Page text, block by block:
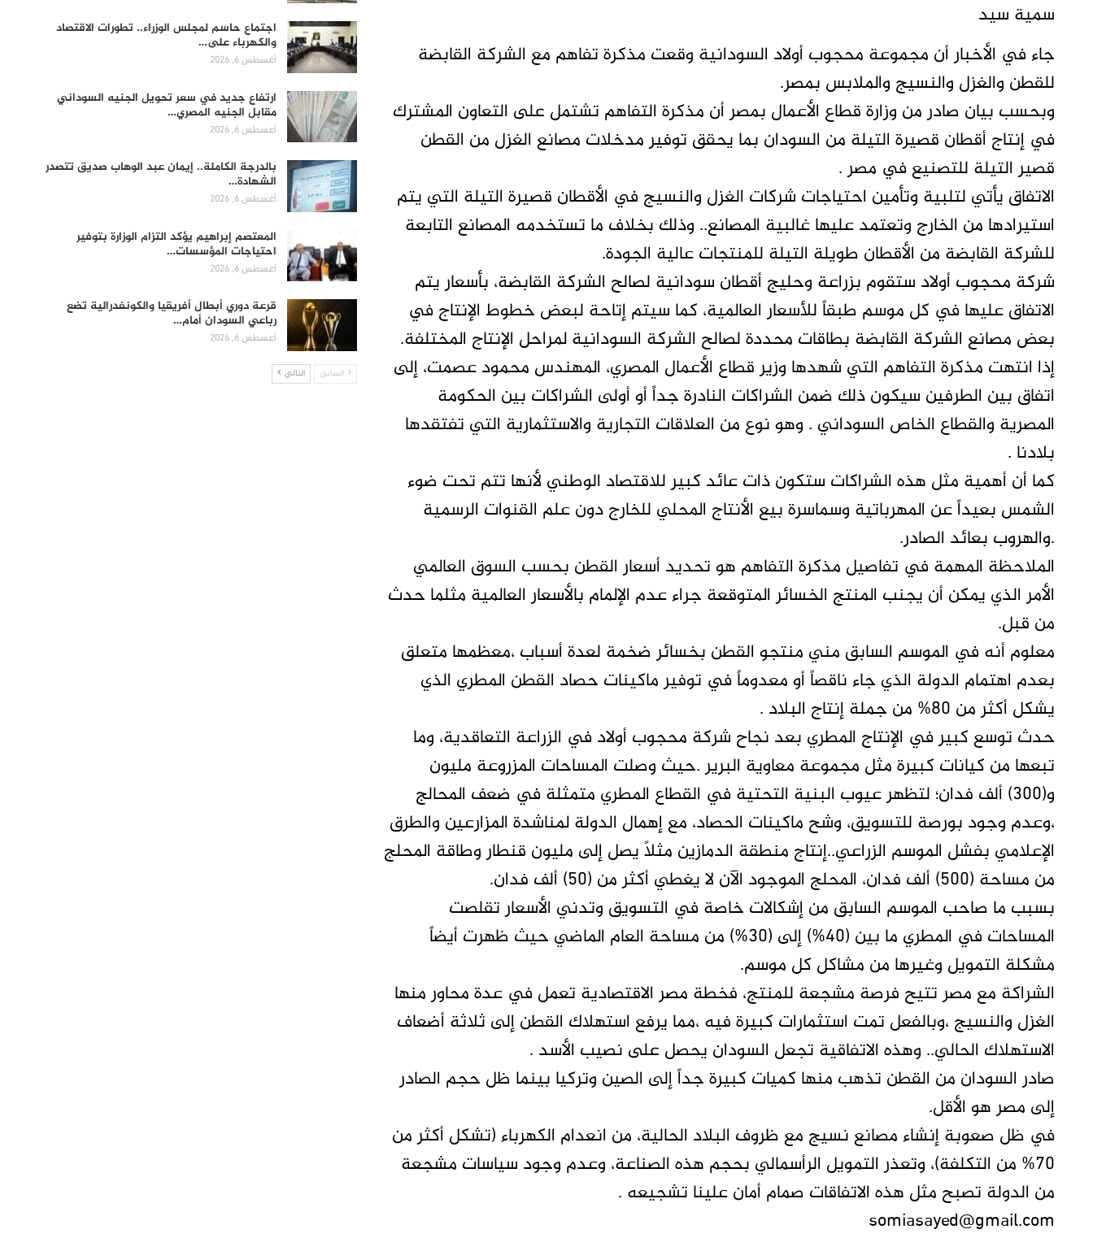
سمية سيد
جاء في الأخبار أن مجموعة محجوب أولاد السودانية وقعت مذكرة تفاهم مع الشركة القابضة
للقطن والغزل والنسيج والملابس بمصر.
وبحسب بيان صادر من وزارة قطاع الأعمال بمصر أن مذكرة التفاهم تشتمل على التعاون المشترك
في إنتاج أقطان قصيرة التيلة من السودان بما يحقق توفير مدخلات مصانع الغزل من القطن
قصير التيلة للتصنيع في مصر .
الاتفاق يأتي لتلبية وتأمين احتياجات شركات الغزل والنسيج في الأقطان قصيرة التيلة التي يتم
استيرادها من الخارج وتعتمد عليها غالبية المصانع.. وذلك بخلاف ما تستخدمه المصانع التابعة
للشركة القابضة من الأقطان طويلة التيلة للمنتجات عالية الجودة.
شركة محجوب أولاد ستقوم بزراعة وحليج أقطان سودانية لصالح الشركة القابضة، بأسعار يتم
الاتفاق عليها في كل موسم طبقاً للأسعار العالمية، كما سيتم إتاحة لبعض خطوط الإنتاج في
بعض مصانع الشركة القابضة بطاقات محددة لصالح الشركة السودانية لمراحل الإنتاج المختلفة.
إذا انتهت مذكرة التفاهم التي شهدها وزير قطاع الأعمال المصري، المهندس محمود عصمت، إلى
اتفاق بين الطرفين سيكون ذلك ضمن الشراكات النادرة جداً أو أولى الشراكات بين الحكومة
المصرية والقطاع الخاص السوداني . وهو نوع من العلاقات التجارية والاستثمارية التي تفتقدها
بلادنا .
كما أن أهمية مثل هذه الشراكات ستكون ذات عائد كبير للاقتصاد الوطني لأنها تتم تحت ضوء
الشمس بعيداً عن المهرباتية وسماسرة بيع الأنتاج المحلي للخارج دون علم القنوات الرسمية
.والهروب بعائد الصادر.
الملاحظة المهمة في تفاصيل مذكرة التفاهم هو تحديد أسعار القطن بحسب السوق العالمي
الأمر الذي يمكن أن يجنب المنتج الخسائر المتوقعة جراء عدم الإلمام بالأسعار العالمية مثلما حدث
من قبل.
معلوم أنه في الموسم السابق مني منتجو القطن بخسائر ضخمة لعدة أسباب ،معظمها متعلق
بعدم اهتمام الدولة الذي جاء ناقصاً أو معدوماً في توفير ماكينات حصاد القطن المطري الذي
يشكل أكثر من 80% من جملة إنتاج البلاد .
حدث توسع كبير في الإنتاج المطري بعد نجاح شركة محجوب أولاد في الزراعة التعاقدية، وما
تبعها من كيانات كبيرة مثل مجموعة معاوية البرير .حيث وصلت المساحات المزروعة مليون
و(300) ألف فدان؛ لتظهر عيوب البنية التحتية في القطاع المطري متمثلة في ضعف المحالج
،وعدم وجود بورصة للتسويق، وشح ماكينات الحصاد، مع إهمال الدولة لمناشدة المزارعين والطرق
الإعلامي بفشل الموسم الزراعي..إنتاج منطقة الدمازين مثلاً يصل إلى مليون قنطار وطاقة المحلج
من مساحة (500) ألف فدان، المحلج الموجود الآن لا يغطي أكثر من (50) ألف فدان.
بسبب ما صاحب الموسم السابق من إشكالات خاصة في التسويق وتدني الأسعار تقلصت
المساحات في المطري ما بين (40%) إلى (30%) من مساحة العام الماضي حيث ظهرت أيضاً
مشكلة التمويل وغيرها من مشاكل كل موسم.
الشراكة مع مصر تتيح فرصة مشجعة للمنتج، فخطة مصر الاقتصادية تعمل في عدة محاور منها
الغزل والنسيج ،وبالفعل تمت استثمارات كبيرة فيه ،مما يرفع استهلاك القطن إلى ثلاثة أضعاف
الاستهلاك الحالي.. وهذه الاتفاقية تجعل السودان يحصل على نصيب الأسد .
صادر السودان من القطن تذهب منها كميات كبيرة جداً إلى الصين وتركيا بينما ظل حجم الصادر
إلى مصر هو الأقل.
في ظل صعوبة إنشاء مصانع نسيج مع ظروف البلاد الحالية، من انعدام الكهرباء (تشكل أكثر من
70% من التكلفة)، وتعذر التمويل الرأسمالي بحجم هذه الصناعة، وعدم وجود سياسات مشجعة
من الدولة تصبح مثل هذه الاتفاقات صمام أمان علينا تشجيعه .
somiasayed@gmail.com
اجتماع حاسم لمجلس الوزراء.. تطورات الاقتصاد
والكهرباء على…
أغسطس 6, 2026
ارتفاع جديد في سعر تحويل الجنيه السوداني
مقابل الجنيه المصري…
أغسطس 6, 2026
بالدرجة الكاملة.. إيمان عبد الوهاب صديق تتصدر
الشهادة…
أغسطس 6, 2026
المعتصم إبراهيم يؤكد التزام الوزارة بتوفير
احتياجات المؤسسات…
أغسطس 6, 2026
قرعة دوري أبطال أفريقيا والكونفدرالية تضع
رباعي السودان أمام…
أغسطس 6, 2026
السابق التالي